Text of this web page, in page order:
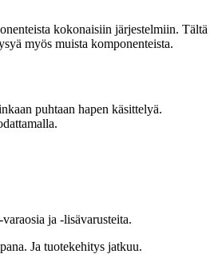
kokonaisiin järjestelmiin. Tältä
myös muista komponenteista.
puhtaan hapen käsittelyä.
ja -lisävarusteita.
Ja tuotekehitys jatkuu.